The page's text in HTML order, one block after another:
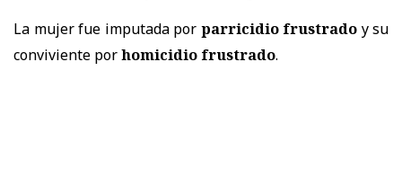
La mujer fue imputada por parricidio frustrado y su
conviviente porhomicidio frustrado.